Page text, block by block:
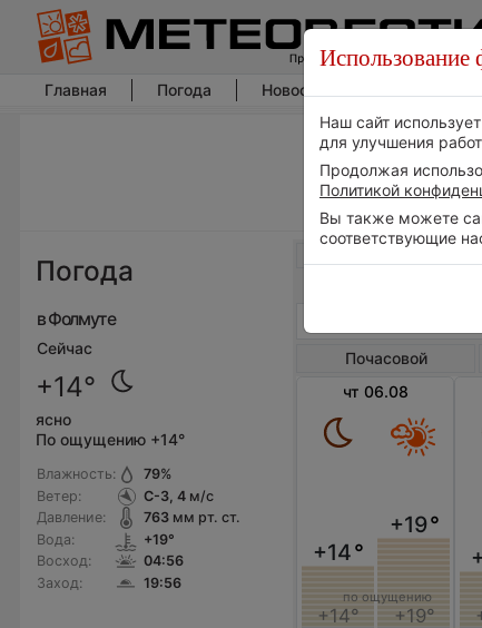
Главная Погода Новости погоды
Погода
в Фолмуте
Сейчас
+14°
ясно
По ощущению +14°
Влажность:
Ветер:
Давление:
Вода:
Восход:
Заход:
79%
С-З, 4м/с
763мм рт. ст.
+19°
04:56
19:56
Почасовой
чт 06.08
+14°
+14°
+19°
+19°
по ощущению
Использование
Наш сайт
для улучшения
Продолжая
Политикой
Вы также можете
соответствующие